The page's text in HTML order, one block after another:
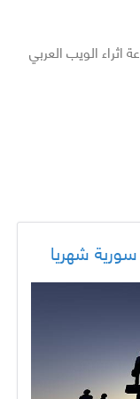
الويب العربي
شهريا